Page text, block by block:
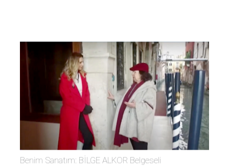
Benim Sanatım: BİLGE ALKOR Belgeseli